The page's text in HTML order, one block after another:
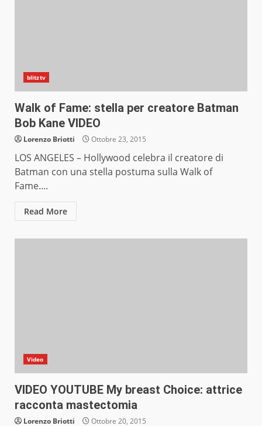
blitztv
Walk of Fame: stella per creatore Batman
Bob Kane VIDEO
Lorenzo Briotti Ottobre 23, 2015
LOS ANGELES – Hollywood celebra il creatore di
Batman con una stella postuma sulla Walk of
Fame....
Read More
Video
VIDEO YOUTUBE My breast Choice: attrice
racconta mastectomia
Lorenzo Briotti Ottobre 20, 2015